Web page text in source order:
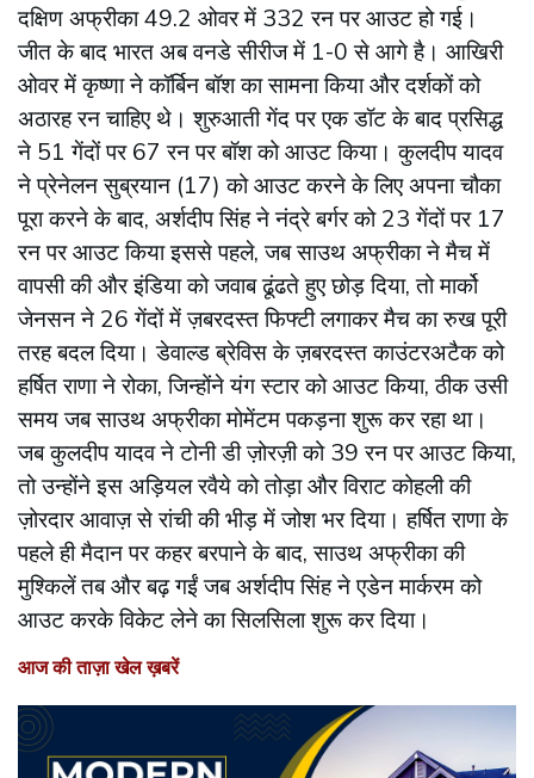
दक्षिण अफ्रीका 49.2 ओवर में 332 रन पर आउट हो गई।
जीत के बाद भारत अब वनडे सीरीज में 1-0 से आगे है। आखिरी
ओवर में कृष्णा ने कॉर्बिन बॉश का सामना किया और दर्शकों को
अठारह रन चाहिए थे। शुरुआती गेंद पर एक डॉट के बाद प्रसिद्ध
ने 51 गेंदों पर 67 रन पर बॉश को आउट किया। कुलदीप यादव
ने प्रेनेलन सुब्रयान (17) को आउट करने के लिए अपना चौका
पूरा करने के बाद, अर्शदीप सिंह ने नंद्रे बर्गर को 23 गेंदों पर 17
रन पर आउट किया इससे पहले, जब साउथ अफ्रीका ने मैच में
वापसी की और इंडिया को जवाब ढूंढते हुए छोड़ दिया, तो मार्को
जेनसन ने 26 गेंदों में ज़बरदस्त फिफ्टी लगाकर मैच का रुख पूरी
तरह बदल दिया। डेवाल्ड ब्रेविस के ज़बरदस्त काउंटरअटैक को
हर्षित राणा ने रोका, जिन्होंने यंग स्टार को आउट किया, ठीक उसी
समय जब साउथ अफ्रीका मोमेंटम पकड़ना शुरू कर रहा था।
जब कुलदीप यादव ने टोनी डी ज़ोरज़ी को 39 रन पर आउट किया,
तो उन्होंने इस अड़ियल रवैये को तोड़ा और विराट कोहली की
ज़ोरदार आवाज़ से रांची की भीड़ में जोश भर दिया। हर्षित राणा के
पहले ही मैदान पर कहर बरपाने ​​के बाद, साउथ अफ्रीका की
मुश्किलें तब और बढ़ गईं जब अर्शदीप सिंह ने एडेन मार्करम को
आउट करके विकेट लेने का सिलसिला शुरू कर दिया।
आज की ताज़ा खेल ख़बरें